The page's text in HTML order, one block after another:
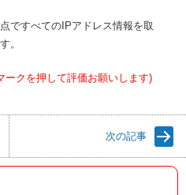
ですべてのIPアドレス情報を取
。
クを押して評価お願いします)
次の記事